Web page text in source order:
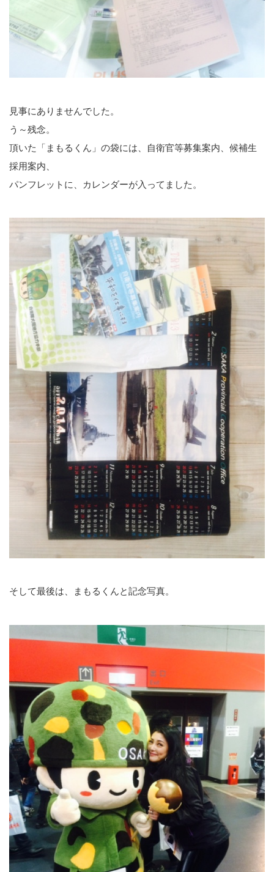
見事にありませんでした。
う～残念。
頂いた「まもるくん」の袋には、自衛官等募集案内、候補生
採用案内、
パンフレットに、カレンダーが入ってました。
そして最後は、まもるくんと記念写真。